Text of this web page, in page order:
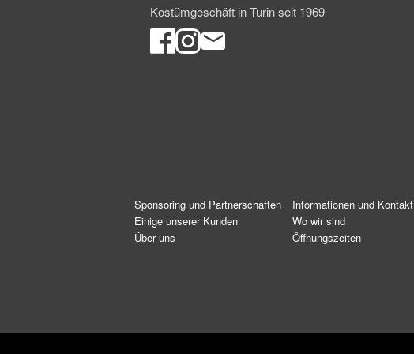
Kostümgeschäft in Turin seit 1969
Sponsoring und Partnerschaften
Einige unserer Kunden
Über uns
Informationen und Kontakt
Wo wir sind
Öffnungszeiten